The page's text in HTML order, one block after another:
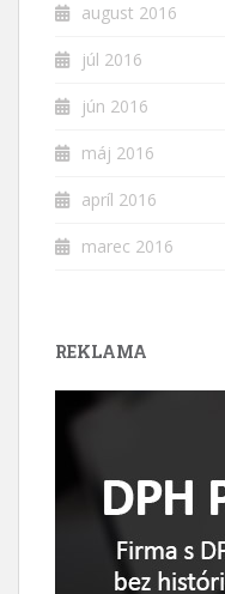
august 2016
júl 2016
jún 2016
máj 2016
apríl 2016
marec 2016
REKLAMA